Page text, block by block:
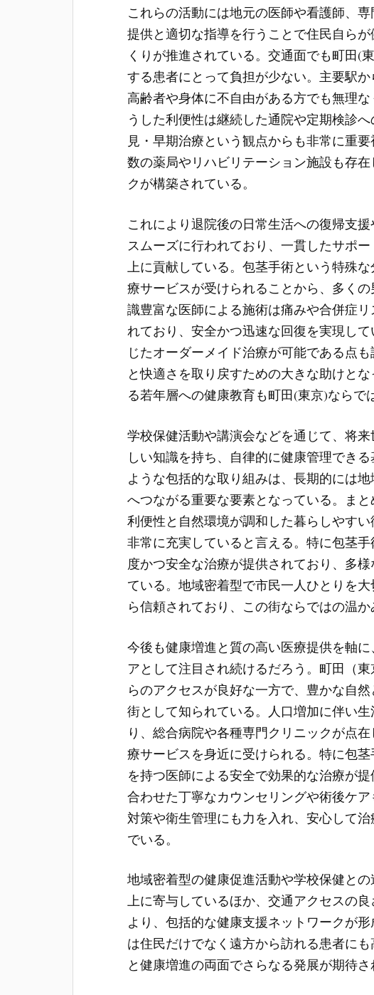
これらの活動には地元の医師や看護師、
提供と適切な指導を行うことで住民自ら
くりが推進されている。交通面でも町田(
する患者にとって負担が少ない。主要駅か
高齢者や身体に不自由がある方でも無理
うした利便性は継続した通院や定期検診
見・早期治療という観点からも非常に重
数の薬局やリハビリテーション施設も存
クが構築されている。
これにより退院後の日常生活への復帰支
スムーズに行われており、一貫したサポ
上に貢献している。包茎手術という特殊
療サービスが受けられることから、多く
識豊富な医師による施術は痛みや合併症
れており、安全かつ迅速な回復を実現し
じたオーダーメイド治療が可能である点
と快適さを取り戻すための大きな助けと
る若年層への健康教育も町田(東京)ならで
学校保健活動や講演会などを通じて、将
しい知識を持ち、自律的に健康管理でき
ような包括的な取り組みは、長期的には
へつながる重要な要素となっている。ま
利便性と自然環境が調和した暮らしやす
非常に充実していると言える。特に包茎
度かつ安全な治療が提供されており、多
ている。地域密着型で市民一人ひとりを
ら信頼されており、この街ならではの温か
今後も健康増進と質の高い医療提供を軸
アとして注目され続けるだろう。町田（
らのアクセスが良好な一方で、豊かな自
街として知られている。人口増加に伴い
り、総合病院や各種専門クリニックが点
療サービスを身近に受けられる。特に包
を持つ医師による安全で効果的な治療が
合わせた丁寧なカウンセリングや術後ケ
対策や衛生管理にも力を入れ、安心して
でいる。
地域密着型の健康促進活動や学校保健と
上に寄与しているほか、交通アクセスの
より、包括的な健康支援ネットワークが
は住民だけでなく遠方から訪れる患者に
と健康増進の両面でさらなる発展が期待さ